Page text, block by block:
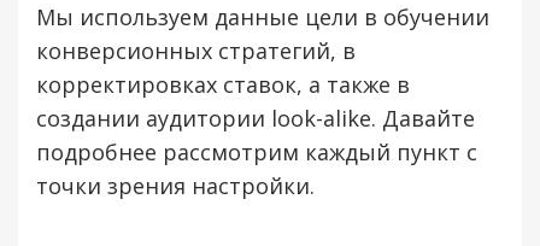
Мы используем данные цели в обучении
конверсионных стратегий, в
корректировках ставок, а также в
создании аудитории look-alike. Давайте
подробнее рассмотрим каждый пункт с
точки зрения настройки.